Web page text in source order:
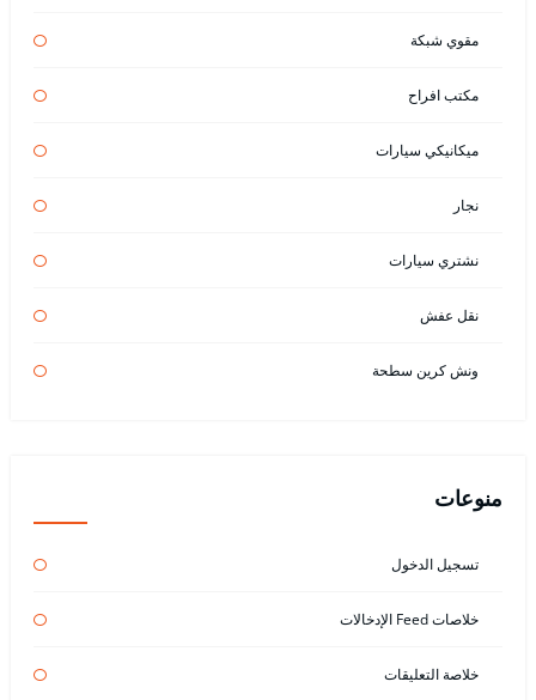
مقوي شبكة
مكتب افراح
ميكانيكي سيارات
نجار
نشتري سيارات
نقل عفش
ونش كرين سطحة
منوعات
تسجيل الدخول
خلاصات Feed الإدخالات
خلاصة التعليقات